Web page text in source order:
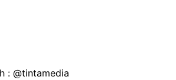
: @tintamedia